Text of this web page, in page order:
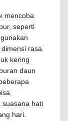
mencoba
seperti
rasa
kering
daun
suasana hati
hari.